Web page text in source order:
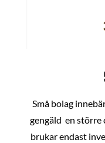
Små bolag
gengäld en större
brukar endast